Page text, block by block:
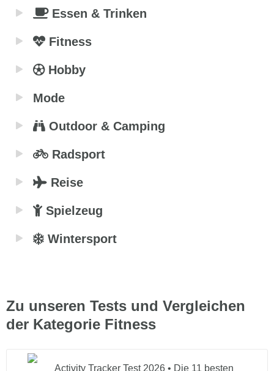
Essen & Trinken
Fitness
Hobby
Mode
Outdoor & Camping
Radsport
Reise
Spielzeug
Wintersport
Zu unseren Tests und Vergleichen
der Kategorie Fitness
Activity Tracker Test 2026 • Die 11 besten